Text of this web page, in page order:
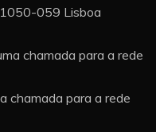
1050-059 Lisboa
chamada para a rede
chamada para a rede